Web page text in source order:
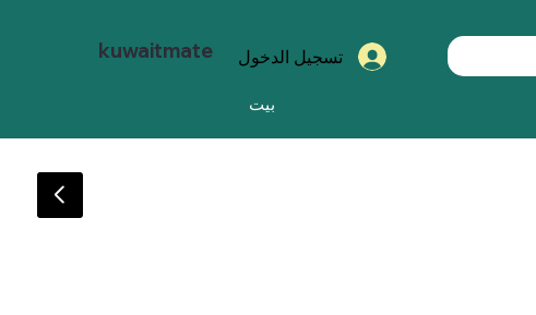
بيت
kuwaitmate تسجيل الدخول